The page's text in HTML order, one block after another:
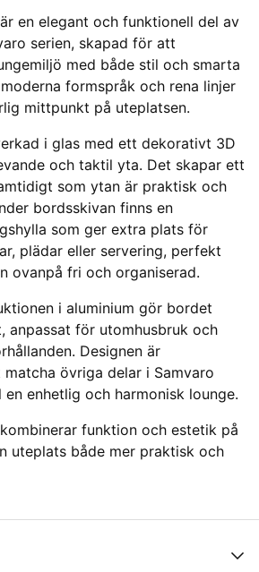
en elegant och funktionell del av
serien, skapad för att
med både stil och smarta
formspråk och rena linjer
mittpunkt på uteplatsen.
i glas med ett dekorativt 3D
och taktil yta. Det skapar ett
som ytan är praktisk och
bordsskivan finns en
som ger extra plats för
plädar eller servering, perfekt
ovanpå fri och organiserad.
i aluminium gör bordet
anpassat för utomhusbruk och
Designen är
övriga delar i Samvaro
enhetlig och harmonisk lounge.
funktion och estetik på
uteplats både mer praktisk och